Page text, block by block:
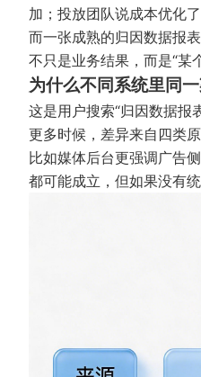
加；投放团队说成本优化
而一张成熟的归因数据报
不只是业务结果，而是“某
为什么不同系统里同
这是用户搜索“归因数据报
更多时候，差异来自四类
比如媒体后台更强调广告
都可能成立，但如果没有